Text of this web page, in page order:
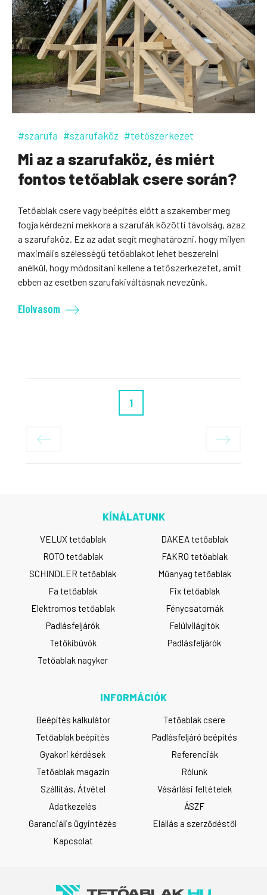
#szarufa #szarufaköz #tetőszerkezet
Mi az a szarufaköz, és miért
fontos tetőablak csere során?
Tetőablak csere vagy beépítés előtt a szakember meg
fogja kérdezni mekkora a szarufák közötti távolság, azaz
a szarufaköz. Ez az adat segít meghatározni, hogy milyen
maximális szélességű tetőablakot lehet beszerelni
anélkül, hogy módosítani kellene a tetőszerkezetet, amit
ebben az esetben szarufakiváltásnak nevezünk.
Elolvasom
1
KÍNÁLATUNK
VELUX tetőablak
DAKEA tetőablak
ROTO tetőablak
FAKRO tetőablak
SCHINDLER tetőablak
Műanyag tetőablak
Fa tetőablak
Fix tetőablak
Elektromos tetőablak
Fénycsatornák
Padlásfeljárók
Felülvilágítók
Tetőkibúvók
Padlásfeljárók
Tetőablak nagyker
INFORMÁCIÓK
Beépítés kalkulátor
Tetőablak csere
Tetőablak beépítés
Padlásfeljáró beépítés
Gyakori kérdések
Referenciák
Tetőablak magazin
Rólunk
Szállítás, Átvétel
Vásárlási feltételek
Adatkezelés
ÁSZF
Garanciális ügyintézés
Elállás a szerződéstől
Kapcsolat